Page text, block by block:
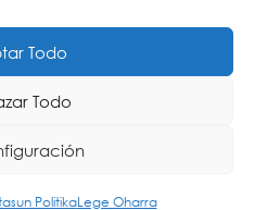
Todo
Todo
PolitikaLege Oharra
-Postontzi Etikoa
Creativa